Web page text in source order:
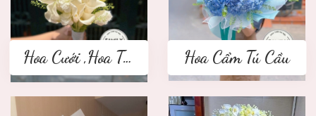
Hoa Cưới ,Hoa Tay Cầm Cô Dâu Hoa Cẩm Tú Cầu